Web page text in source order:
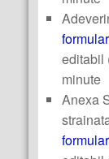
minute
Anexa